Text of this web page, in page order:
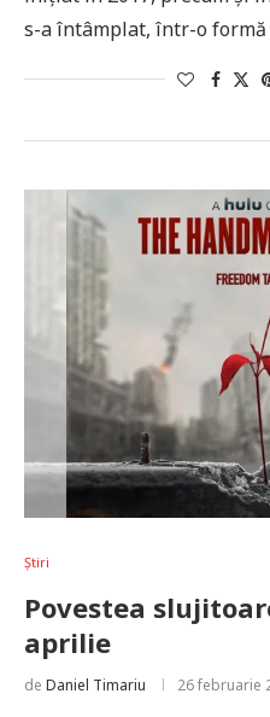
s-a întâmplat, într-o formă
Știri
Povestea
aprilie
de Daniel Timariu 26 februarie